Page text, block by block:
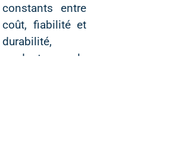
constants entre
coût, fiabilité et
durabilité,
rendant le